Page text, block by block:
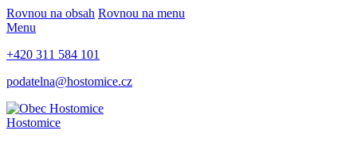
Rovnou na obsah Rovnou na menu
Menu
+420 311 584 101
podatelna@hostomice.cz
Hostomice